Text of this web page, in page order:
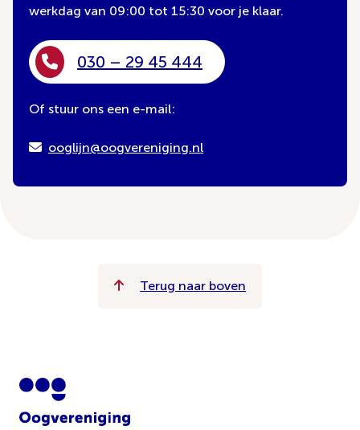
werkdag van 09:00 tot 15:30 voor je klaar.
030 – 29 45 444
Of stuur ons een e-mail:
ooglijn@oogvereniging.nl
Terug naar boven